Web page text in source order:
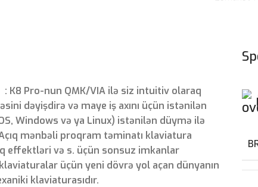
: K8 Pro-nun QMK/VIA ilə siz intuitiv olaraq
dəyişdirə və maye iş axını üçün istənilən
Windows və ya Linux) istənilən düymə ilə
mənbəli proqram təminatı klaviatura
effektləri və s. üçün sonsuz imkanlar
üçün yeni dövrə yol açan dünyanın
klaviaturasıdır.